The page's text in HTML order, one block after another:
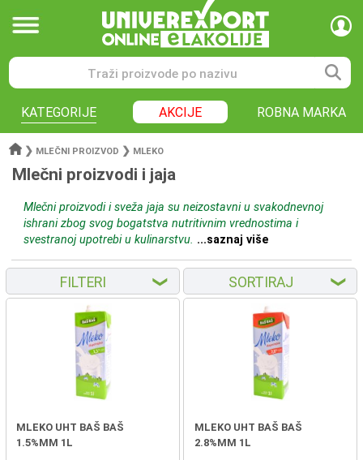
KATEGORIJE AKCIJE ROBNA MARKA
❯ MLEČNI PROIZVOD ❯ MLEKO
Mlečni proizvodi i jaja
Mlečni proizvodi i sveža jaja su neizostavni u svakodnevnoj
ishrani zbog svog bogatstva nutritivnim vrednostima i
svestranoj upotrebi u kulinarstvu. ...saznaj više
FILTERI ❮ SORTIRAJ ❮
MLEKO UHT BAŠ BAŠ
1.5%MM 1L
MLEKO UHT BAŠ BAŠ
2.8%MM 1L